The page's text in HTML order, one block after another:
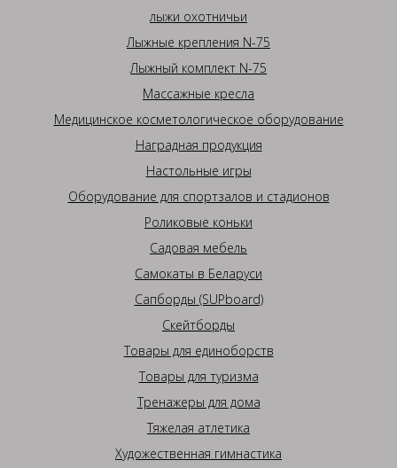
лыжи охотничьи
Лыжные крепления N-75
Лыжный комплект N-75
Массажные кресла
Медицинское косметологическое оборудование
Наградная продукция
Настольные игры
Оборудование для спортзалов и стадионов
Роликовые коньки
Садовая мебель
Самокаты в Беларуси
Сапборды (SUPboard)
Скейтборды
Товары для единоборств
Товары для туризма
Тренажеры для дома
Тяжелая атлетика
Художественная гимнастика